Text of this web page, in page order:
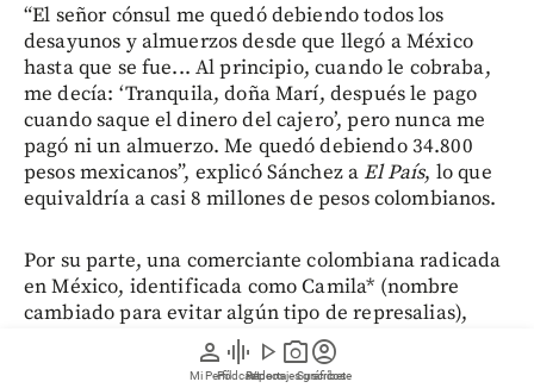
person
Mi Perfil
graphic_eq
Pódcast
play_arrow
Videos
photo_camera
Reportajes gráficos
account_circle
Suscríbete
“El señor cónsul me quedó debiendo todos los
desayunos y almuerzos desde que llegó a México
hasta que se fue... Al principio, cuando le cobraba,
me decía: ‘Tranquila, doña Marí, después le pago
cuando saque el dinero del cajero’, pero nunca me
pagó ni un almuerzo. Me quedó debiendo 34.800
pesos mexicanos”, explicó Sánchez aEl País, lo que
equivaldría a casi 8 millones de pesos colombianos.
Por su parte, una comerciante colombiana radicada
en México, identificada como Camila* (nombre
cambiado para evitar algún tipo de represalias),
relató que a finales de 2024 Hernández le solicitó un
pedido de velas para la celebración del Día de